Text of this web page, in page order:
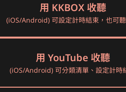
用 KKBOX 收聽
(iOS/Android) 可設定計時結束，也可
用 YouTube 收聽
(iOS/Android) 可分類清單、設定計時